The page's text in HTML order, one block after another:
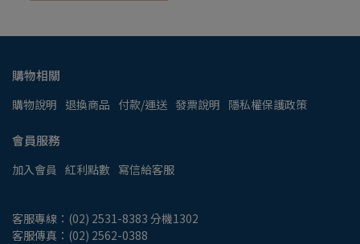
購物相關
購物說明 退換商品 付款/運送 發票說明 隱私權保護政策
會員服務
加入會員 紅利點數 寫信給客服
客服專線：(02) 2531-8383 分機1302
客服傳真：(02) 2562-0388